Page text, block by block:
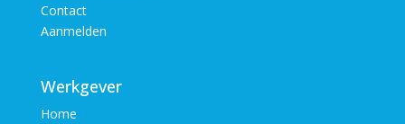
Contact
Aanmelden
Werkgever
Home